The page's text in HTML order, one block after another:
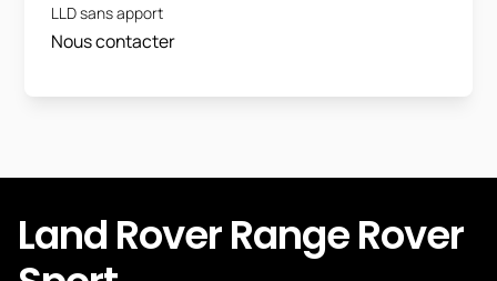
LLD sans apport
Nous contacter
Land Rover Range Rover